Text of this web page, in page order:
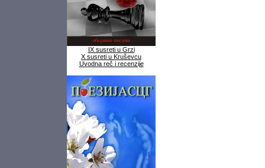
IX susreti u Grzi
X susreti u Kruševcu
Uvodna reč i recenzije